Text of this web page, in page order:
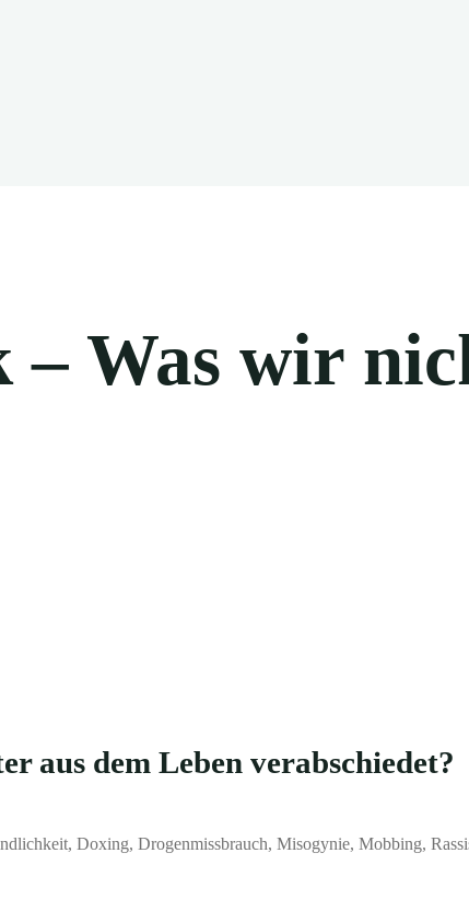
– Was wir
aus dem Leben verabschiedet?
Doxing, Drogenmissbrauch, Misogynie, Mobbing,